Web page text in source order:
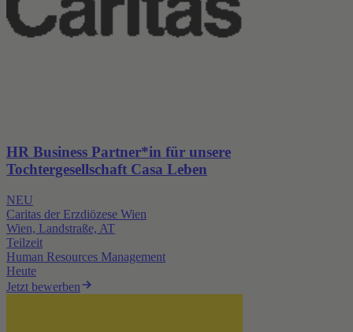
HR Business Partner*in für unsere
Tochtergesellschaft Casa Leben
NEU
Caritas der Erzdiözese Wien
Wien, Landstraße, AT
Teilzeit
Human Resources Management
Heute
Jetzt bewerben